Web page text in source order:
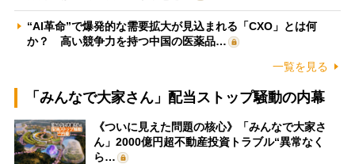
“AI革命”で爆発的な需要拡大が見込まれる「CXO」とは何
か？ 高い競争力を持つ中国の医薬品…
一覧を見る
「みんなで大家さん」配当ストップ騒動の内幕
《ついに見えた問題の核心》「みんなで大家さ
ん」2000億円超不動産投資トラブル“異常なく
ら…